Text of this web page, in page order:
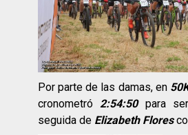
Por parte de las damas, en
cronometró 2:54:50para
seguida de Elizabeth Flores